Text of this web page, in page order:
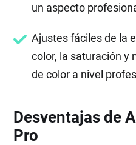
un aspecto
Ajustes fáciles de la
color, la saturación y
de color a nivel
Desventajas de
Pro